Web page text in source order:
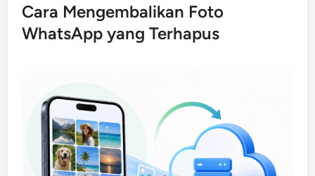
Cara Mengembalikan Foto
WhatsApp yang Terhapus